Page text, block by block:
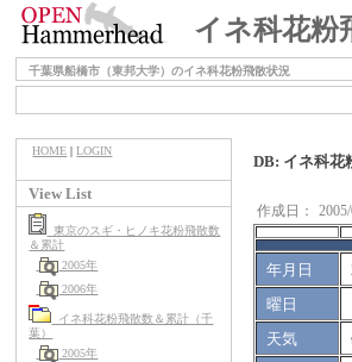
イネ科花粉
千葉県船橋市（東邦大学）のイネ科花粉飛散状況
HOME |LOGIN
View List
東京のスギ・ヒノキ花粉飛散数
＆累計
2005年
2006年
イネ科花粉飛散数＆累計（千
葉）
2005年
DB: イネ科花
作成日：
年月日
曜日
天気